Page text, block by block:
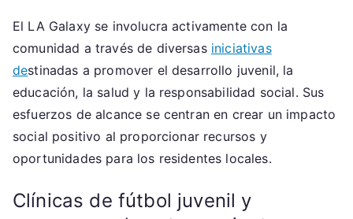
El LA Galaxy se involucra activamente con la
comunidad a través de diversas iniciativas
destinadas a promover el desarrollo juvenil, la
educación, la salud y la responsabilidad social. Sus
esfuerzos de alcance se centran en crear un impacto
social positivo al proporcionar recursos y
oportunidades para los residentes locales.
Clínicas de fútbol juvenil y